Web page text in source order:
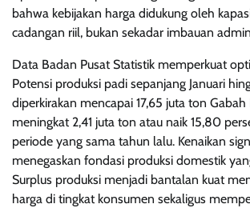
bahwa kebijakan harga didukung oleh
cadangan riil, bukan sekadar imbauan
Data Badan Pusat Statistik memperkuat
Potensi produksi padi sepanjang Januari
diperkirakan mencapai 17,65 juta ton Gabah
meningkat 2,41 juta ton atau naik 15,80
periode yang sama tahun lalu. Kenaikan
menegaskan fondasi produksi domestik
Surplus produksi menjadi bantalan kuat
harga di tingkat konsumen sekaligus